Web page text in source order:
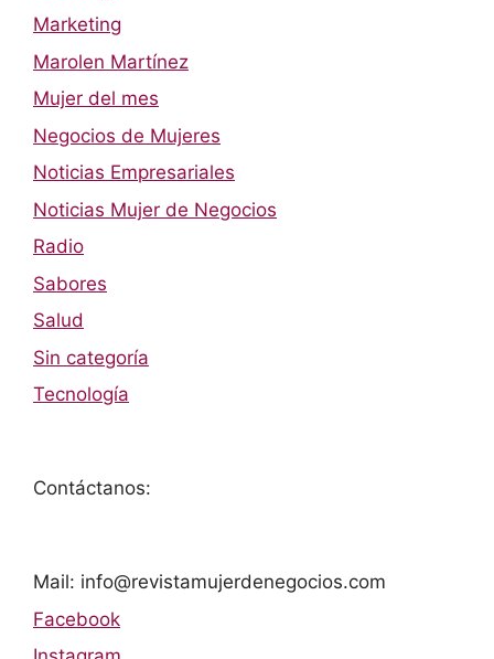
Marketing
Marolen Martínez
Mujer del mes
Negocios de Mujeres
Noticias Empresariales
Noticias Mujer de Negocios
Radio
Sabores
Salud
Sin categoría
Tecnología
Contáctanos:
Mail: info@revistamujerdenegocios.com
Facebook